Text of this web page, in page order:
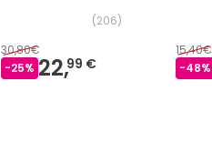
(206)
30,80€
-25% 22,99 €
15,40€
-48%